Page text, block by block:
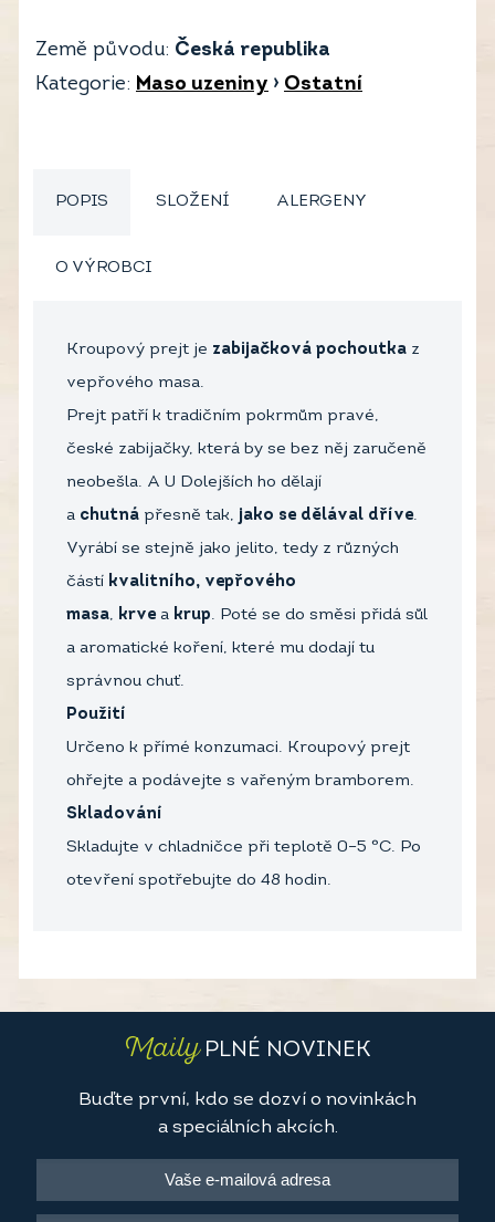
Země původu: Česká republika
Kategorie: Maso uzeniny › Ostatní
POPIS SLOŽENÍ ALERGENY
O VÝROBCI
Kroupový prejt je zabijačková pochoutka z
vepřového masa.
Prejt patří k tradičním pokrmům pravé,
české zabijačky, která by se bez něj zaručeně
neobešla. A U Dolejších ho dělají
a chutná přesně tak, jako se dělával dříve.
Vyrábí se stejně jako jelito, tedy z různých
částí kvalitního, vepřového
masa, krvea krup. Poté se do směsi přidá sůl
a aromatické koření, které mu dodají tu
správnou chuť.
Použití
Určeno k přímé konzumaci. Kroupový prejt
ohřejte a podávejte s vařeným bramborem.
Skladování
Skladujte v chladničce při teplotě 0–5 °C. Po
otevření spotřebujte do 48 hodin.
MailyPLNÉ NOVINEK
Buďte první, kdo se dozví o novinkách
a speciálních akcích.